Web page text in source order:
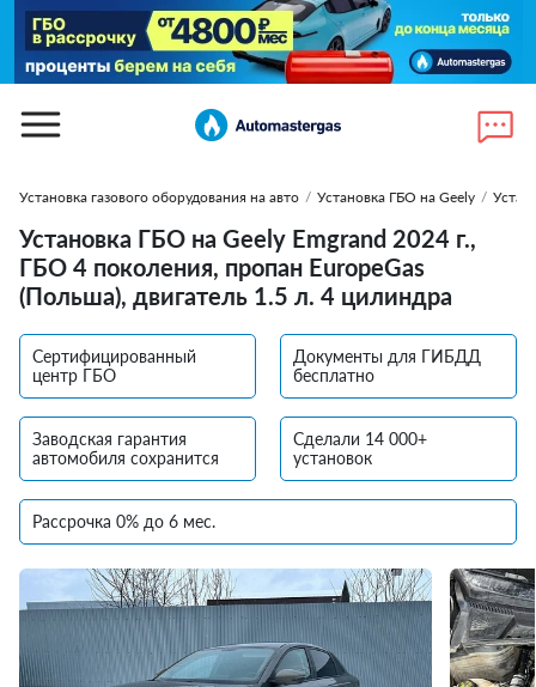
Установка газового оборудования на авто / Установка ГБО на Geely /
Установка ГБО на Geely Emgrand 2024 г.,
ГБО 4 поколения, пропан EuropeGas
(Польша), двигатель 1.5 л. 4 цилиндра
Сертифицированный
центр ГБО
Документы для ГИБДД
бесплатно
Заводская гарантия
автомобиля сохранится
Сделали 14 000+
установок
Рассрочка 0% до 6 мес.